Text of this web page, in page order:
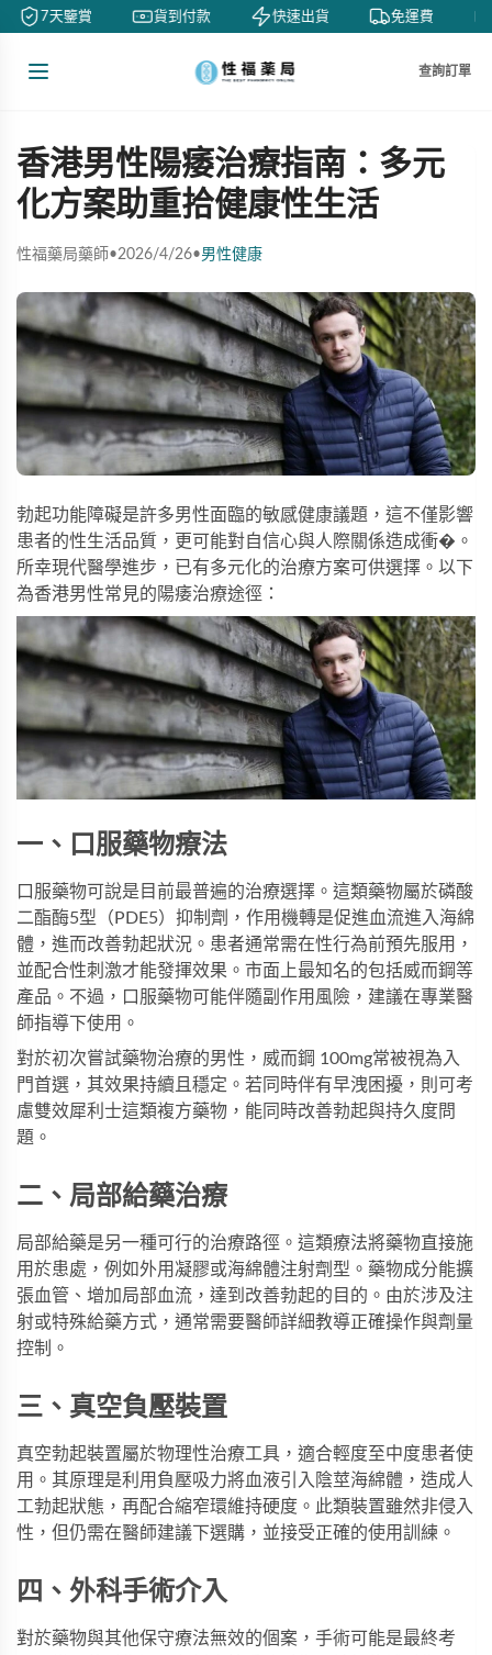
7天鑒賞 貨到付款 快速出貨 免運費
查詢訂單
香港男性陽痿治療指南：多元
化方案助重拾健康性生活
性福藥局藥師•2026/4/26•男性健康
勃起功能障礙是許多男性面臨的敏感健康議題，這不僅影響
患者的性生活品質，更可能對自信心與人際關係造成衝�。
所幸現代醫學進步，已有多元化的治療方案可供選擇。以下
為香港男性常見的陽痿治療途徑：
一、口服藥物療法
口服藥物可說是目前最普遍的治療選擇。這類藥物屬於磷酸
二酯酶5型（PDE5）抑制劑，作用機轉是促進血流進入海綿
體，進而改善勃起狀況。患者通常需在性行為前預先服用，
並配合性刺激才能發揮效果。市面上最知名的包括威而鋼等
產品。不過，口服藥物可能伴隨副作用風險，建議在專業醫
師指導下使用。
對於初次嘗試藥物治療的男性， 威而鋼 100mg常被視為入
門首選，其效果持續且穩定。若同時伴有早洩困擾，則可考
慮雙效犀利士這類複方藥物，能同時改善勃起與持久度問
題。
二、局部給藥治療
局部給藥是另一種可行的治療路徑。這類療法將藥物直接施
用於患處，例如外用凝膠或海綿體注射劑型。藥物成分能擴
張血管、增加局部血流，達到改善勃起的目的。由於涉及注
射或特殊給藥方式，通常需要醫師詳細教導正確操作與劑量
控制。
三、真空負壓裝置
真空勃起裝置屬於物理性治療工具，適合輕度至中度患者使
用。其原理是利用負壓吸力將血液引入陰莖海綿體，造成人
工勃起狀態，再配合縮窄環維持硬度。此類裝置雖然非侵入
性，但仍需在醫師建議下選購，並接受正確的使用訓練。
四、外科手術介入
對於藥物與其他保守療法無效的個案，手術可能是最終考